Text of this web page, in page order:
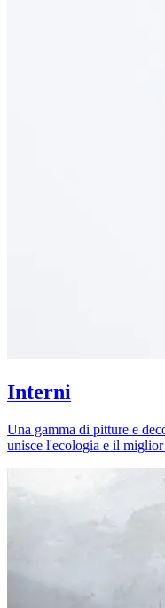
Interni
Una gamma di pitture e
unisce l'ecologia e il